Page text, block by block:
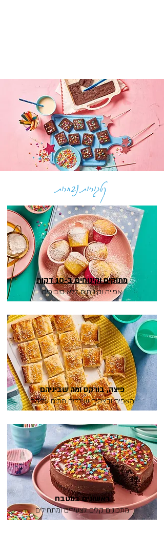
קטגוריות נבחרות
מתוקים וקינוחים ב-10 דקות
אפייה וקינוחים ללא סיבוכים
פיצה, בורקס ומה שביניהם
מאפים ובצקים שילדים מתים עליהם
ראשונים במטבח
מתכונים קלים לצעירים ומתחילים